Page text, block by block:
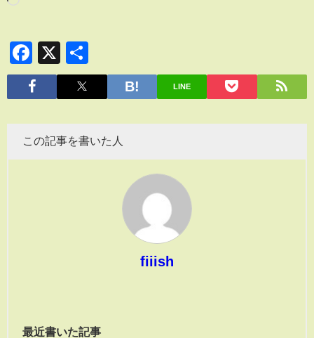
Facebook
X
有
LINE
この記事を書いた人
fiiish
最近書いた記事